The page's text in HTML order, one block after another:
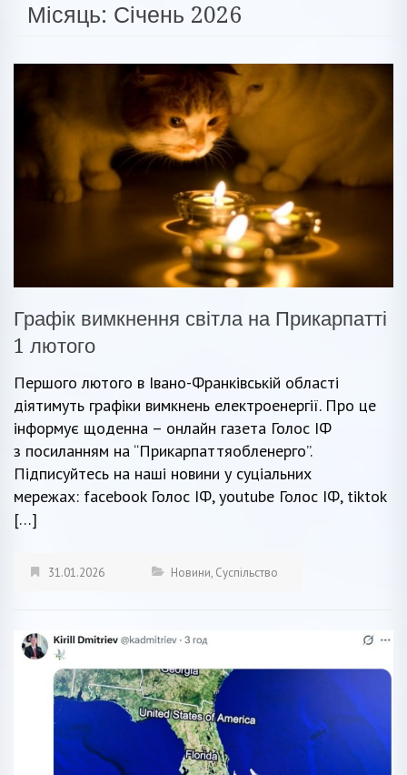
Місяць: Січень 2026
Графік вимкнення світла на Прикарпатті
1 лютого
Першого лютого в Івано-Франківській області
діятимуть графіки вимкнень електроенергії. Про це
інформує щоденна – онлайн газета Голос ІФ
з посиланням на “Прикарпаттяобленерго”.
Підписуйтесь на наші новини у суціальних
мережах: facebook Голос ІФ, youtube Голос ІФ, tiktok
[…]
31.01.2026 Новини, Суспільство